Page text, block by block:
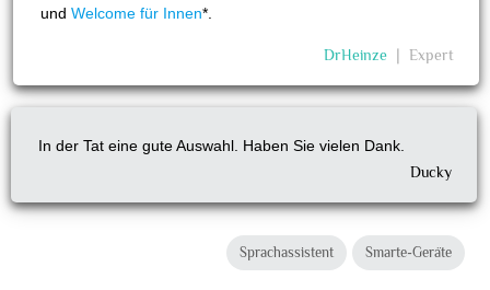
undWelcome für Innen*.
DrHeinze Expert
In der Tat eine gute Auswahl. Haben Sie vielen Dank.
Ducky
Sprachassistent Smarte-Geräte